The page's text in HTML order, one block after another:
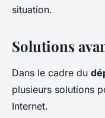
situation.
Solutions
Dans le cadre du
plusieurs solutions
Internet.